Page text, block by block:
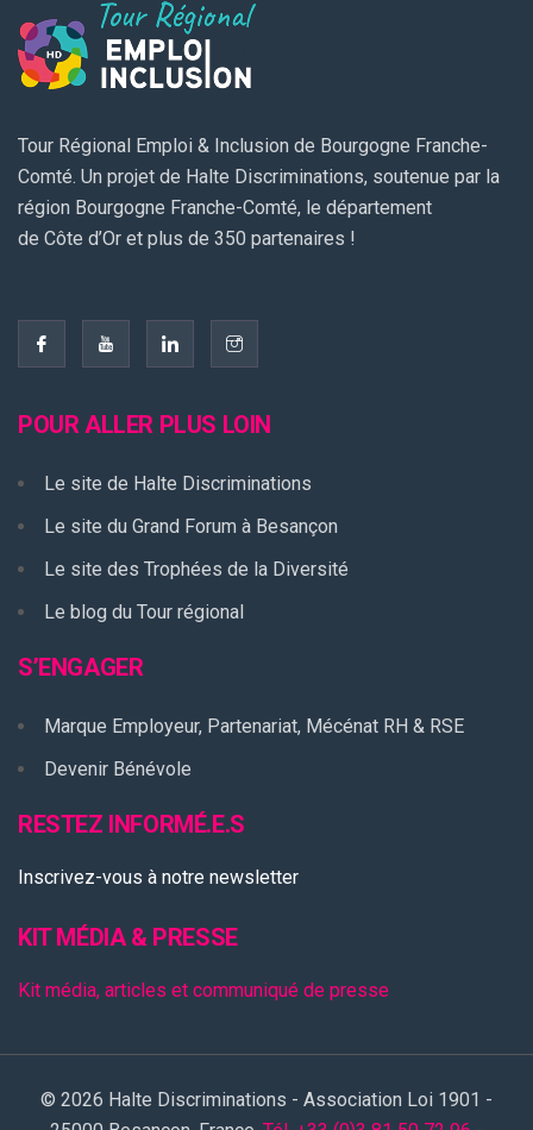
Tour Régional Emploi & Inclusion de Bourgogne Franche-
Comté. Un projet de Halte Discriminations, soutenue par la
région Bourgogne Franche-Comté, le département
de Côte d’Or et plus de 350 partenaires !
POUR ALLER PLUS LOIN
Le site de Halte Discriminations
Le site du Grand Forum à Besançon
Le site des Trophées de la Diversité
Le blog du Tour régional
S’ENGAGER
Marque Employeur, Partenariat, Mécénat RH & RSE
Devenir Bénévole
RESTEZ INFORMÉ.E.S
Inscrivez-vous à notre newsletter
KIT MÉDIA & PRESSE
Kit média, articles et communiqué de presse
© 2026 Halte Discriminations - Association Loi 1901 -